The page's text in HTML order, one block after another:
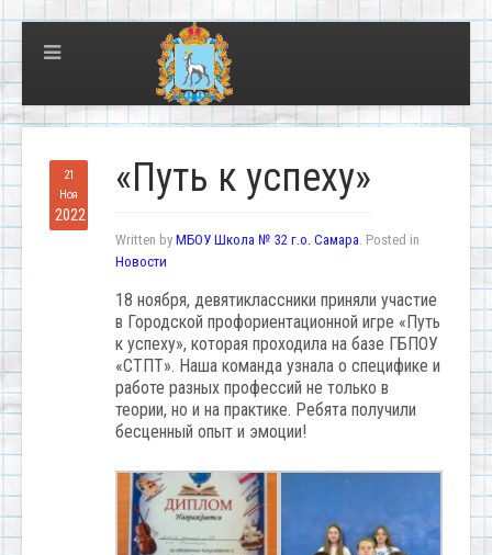
21
Ноя
2022
«Путь к успеху»
Written by МБОУ Школа № 32 г.о. Самара. Posted in
Новости
18 ноября, девятиклассники приняли участие
в Городской профориентационной игре «Путь
к успеху», которая проходила на базе ГБПОУ
«СТПТ». Наша команда узнала о специфике и
работе разных профессий не только в
теории, но и на практике. Ребята получили
бесценный опыт и эмоции!